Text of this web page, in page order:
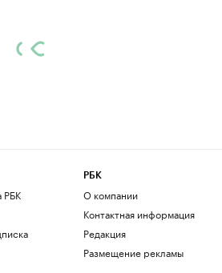
РБК
РБК
О компании
Контактная информация
Редакция
Размещение рекламы